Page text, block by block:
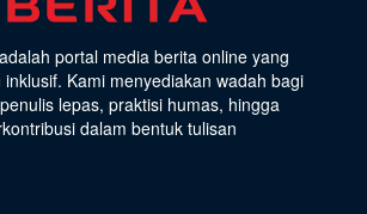
adalah portal media berita online yang
Kami menyediakan wadah bagi
lepas, praktisi humas, hingga
dalam bentuk tulisan